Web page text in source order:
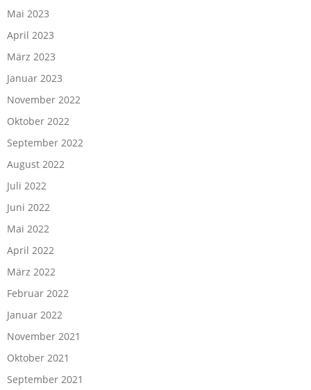
Mai 2023
April 2023
März 2023
Januar 2023
November 2022
Oktober 2022
September 2022
August 2022
Juli 2022
Juni 2022
Mai 2022
April 2022
März 2022
Februar 2022
Januar 2022
November 2021
Oktober 2021
September 2021